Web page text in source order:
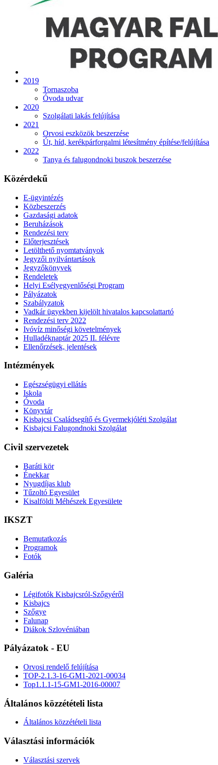
2019
Tornaszoba
Óvoda udvar
2020
Szolgálati lakás felújítása
2021
Orvosi eszközök beszerzése
Út, híd, kerékpárforgalmi létesítmény építése/felújítása
2022
Tanya és falugondnoki buszok beszerzése
Közérdekű
E-ügyintézés
Közbeszerzés
Gazdasági adatok
Beruházások
Rendezési terv
Előterjesztések
Letölthető nyomtatványok
Jegyzői nyilvántartások
Jegyzőkönyvek
Rendeletek
Helyi Esélyegyenlőségi Program
Pályázatok
Szabályzatok
Vadkár ügyekben kijelölt hivatalos kapcsolattartó
Rendezési terv 2022
Ivóvíz minőségi követelmények
Hulladéknaptár 2025 II. félévre
Ellenőrzések, jelentések
Intézmények
Egészségügyi ellátás
Iskola
Óvoda
Könyvtár
Kisbajcsi Családsegítő és Gyermekjóléti Szolgálat
Kisbajcsi Falugondnoki Szolgálat
Civil szervezetek
Baráti kör
Énekkar
Nyugdíjas klub
Tűzoltó Egyesület
Kisalföldi Méhészek Egyesülete
IKSZT
Bemutatkozás
Programok
Fotók
Galéria
Légifotók Kisbajcsról-Szőgyéről
Kisbajcs
Szőgye
Falunap
Diákok Szlovéniában
Pályázatok - EU
Orvosi rendelő felújítása
TOP-2.1.3-16-GM1-2021-00034
Top1.1.1-15-GM1-2016-00007
Általános közzétételi lista
Általános közzétételi lista
Választási információk
Választási szervek